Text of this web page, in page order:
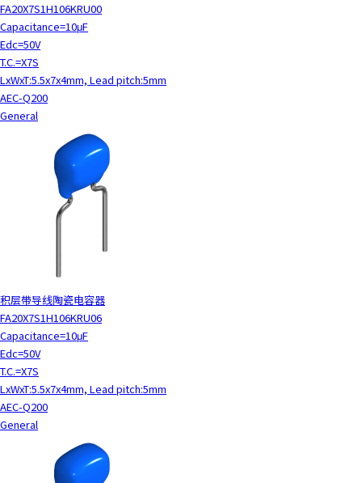
FA20X7S1H106KRU00
Capacitance=10μF
Edc=50V
T.C.=X7S
LxWxT:5.5x7x4mm, Lead pitch:5mm
AEC-Q200
General
积层带导线陶瓷电容器
FA20X7S1H106KRU06
Capacitance=10μF
Edc=50V
T.C.=X7S
LxWxT:5.5x7x4mm, Lead pitch:5mm
AEC-Q200
General